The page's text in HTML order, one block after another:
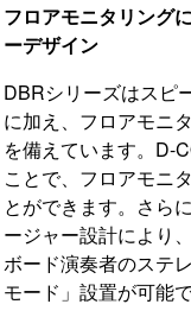
フロアモニタリング
ーデザイン
DBRシリーズはスピ
に加え、フロアモニ
を備えています。D-
ことで、フロアモニ
とができます。さら
ージャー設計により
ボード演奏者のステ
モード」設置が可能で